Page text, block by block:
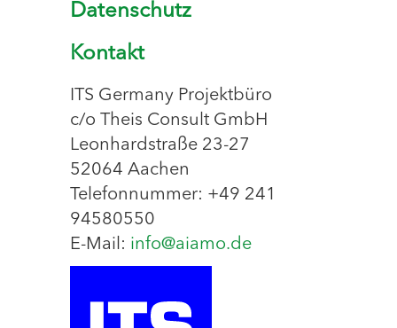
Datenschutz
Kontakt
ITS Germany Projektbüro
c/o Theis Consult GmbH
Leonhardstraße 23-27
52064 Aachen
Telefonnummer: +49 241
94580550
E-Mail: info@aiamo.de